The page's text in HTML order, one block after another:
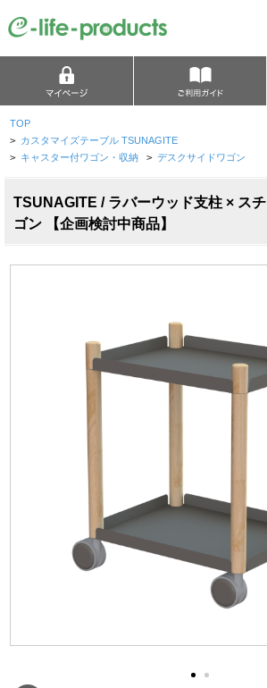
TOP
> カスタマイズテーブル TSUNAGITE
> キャスター付ワゴン・収納 > デスクサイドワゴン
TSUNAGITE / ラバーウッド支柱 × ス
ゴン 【企画検討中商品】